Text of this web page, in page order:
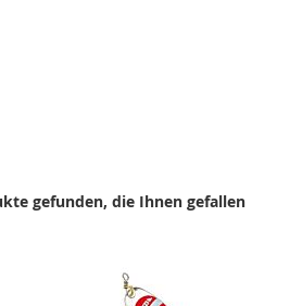
gefunden, die Ihnen gefallen